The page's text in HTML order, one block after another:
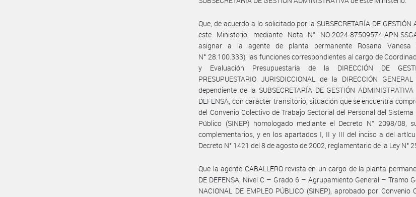
Que, de acuerdo a lo solicitado por la SUBSECRETARÍA DE GESTIÓN
este Ministerio, mediante Nota N° NO-2024-87509574-APN-
asignar a la agente de planta permanente Rosana Vanesa
N° 28.100.333), las funciones correspondientes al cargo de
y Evaluación Presupuestaria de la DIRECCIÓN DE
PRESUPUESTARIO JURISDICCIONAL de la DIRECCIÓN GENERAL
dependiente de la SUBSECRETARÍA DE GESTIÓN
DEFENSA, con carácter transitorio, situación que se encuentra
del Convenio Colectivo de Trabajo Sectorial del Personal del
Público (SINEP) homologado mediante el Decreto N° 2098/08,
complementarios, y en los apartados I, II y III del inciso a del
Decreto N° 1421 del 8 de agosto de 2002, reglamentario de la Ley N°
Que la agente CABALLERO revista en un cargo de la planta
DE DEFENSA, Nivel C – Grado 6 – Agrupamiento General – Tramo
NACIONAL DE EMPLEO PÚBLICO (SINEP), aprobado por Convenio